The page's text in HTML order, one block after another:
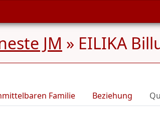
JM » EILIKA
Familie Beziehung